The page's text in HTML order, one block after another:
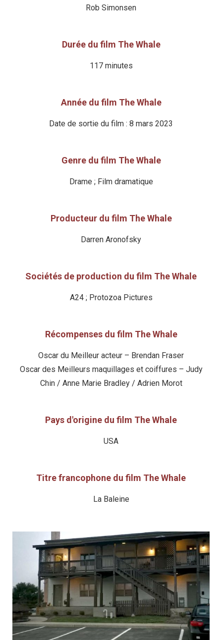
Rob Simonsen
Durée du film The Whale
117 minutes
Année du film The Whale
Date de sortie du film : 8 mars 2023
Genre du film The Whale
Drame ; Film dramatique
Producteur du film The Whale
Darren Aronofsky
Sociétés de production du film The Whale
A24 ; Protozoa Pictures
Récompenses du film The Whale
Oscar du Meilleur acteur – Brendan Fraser
Oscar des Meilleurs maquillages et coiffures – Judy
Chin / Anne Marie Bradley / Adrien Morot
Pays d'origine du film The Whale
USA
Titre francophone du film The Whale
La Baleine